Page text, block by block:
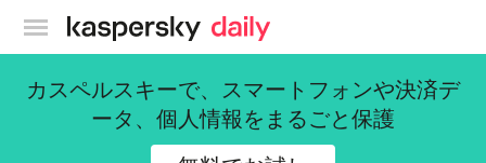
カスペルスキー公式ブログ
カスペルスキーで、スマートフォンや決済デ
ータ、個人情報をまるごと保護